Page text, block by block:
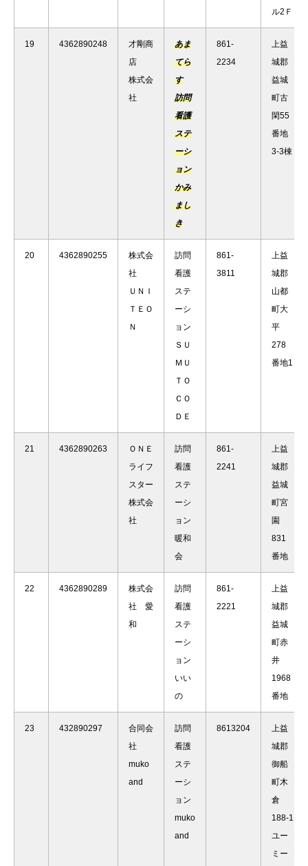
ル2Ｆ
19 4362890248
才剛商
店
株式会
社
あま
てら
す
訪問
看護
ステ
ーシ
ョン
かみ
まし
き
861-
2234
上益
城郡
益城
町古
閑55
番地
3-3棟
20 4362890255
株式会
社
ＵＮＩ
ＴＥＯ
Ｎ
訪問
看護
ステ
ーシ
ョン
ＳＵ
ＭＵ
ＴＯ
ＣＯ
ＤＥ
861-
3811
上益
城郡
山都
町大
平
278
番地1
21 4362890263
ＯＮＥ
ライフ
スター
株式会
社
訪問
看護
ステ
ーシ
ョン
暖和
会
861-
2241
上益
城郡
益城
町宮
園
831
番地
22 4362890289
株式会
社 愛
和
訪問
看護
ステ
ーシ
ョン
いい
の
861-
2221
上益
城郡
益城
町赤
井
1968
番地
23 432890297
合同会
社
muko
and
訪問
看護
ステ
ーシ
ョン
muko
and
8613204
上益
城郡
御船
町木
倉
188-1
ユー
ミー